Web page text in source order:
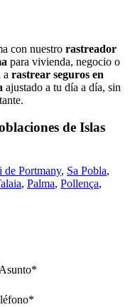
con nuestro rastreador
para vivienda, negocio o
a rastrear seguros en
ajustado a tu día a día, sin
de Islas
de Portmany, Sa Pobla,
, Palma, Pollença,
Asunto*